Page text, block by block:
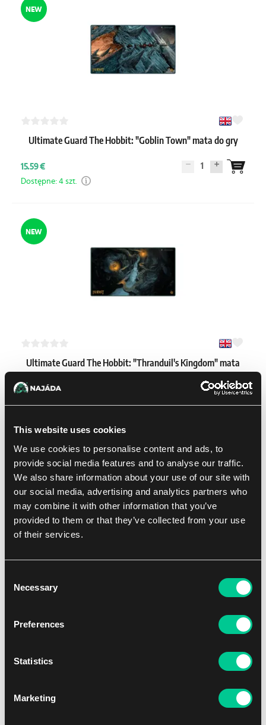
This website uses cookies
We use cookies to personalise content and ads, to
provide social media features and to analyse our traffic.
We also share information about your use of our site with
our social media, advertising and analytics partners who
may combine it with other information that you’ve
provided to them or that they’ve collected from your use
of their services.
Selection
Necessary
Preferences
Statistics
Marketing
NEW
Ultimate Guard The Hobbit: "Goblin Town" mata do gry
15.59 € 1
Dostępne: 4 szt.
NEW
Ultimate Guard The Hobbit: "Thranduil's Kingdom" mata
15.59 € 1
NEW
Q Workshop The Hobbit mata do gry - Thorin’s Company
20.59 €